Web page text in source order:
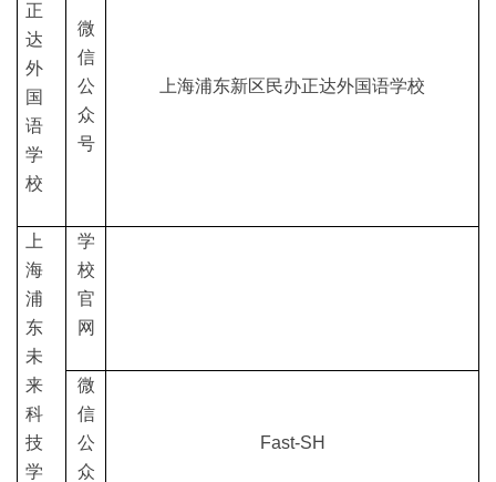
正
达
外
国
语
学
校
微
信
公
众
号
上海浦东新区民办正达外国语学校
上
海
浦
东
未
来
科
技
学
学
校
官
网
微
信
公
众
Fast-SH